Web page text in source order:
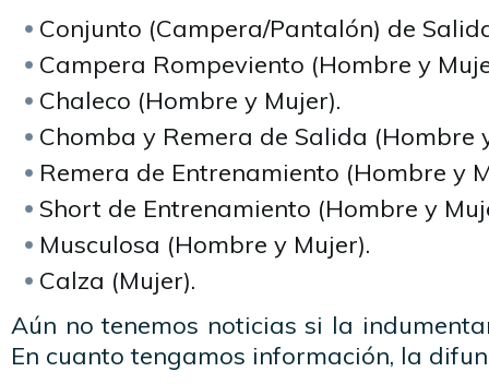
Conjunto (Campera/Pantalón) de
Campera Rompeviento (Hombre y
Chaleco (Hombre y Mujer).
Chomba y Remera de Salida (Hombre
Remera de Entrenamiento (Hombre y
Short de Entrenamiento (Hombre y
Musculosa (Hombre y Mujer).
Calza (Mujer).
Aún no tenemos noticias si la
En cuanto tengamos información, la